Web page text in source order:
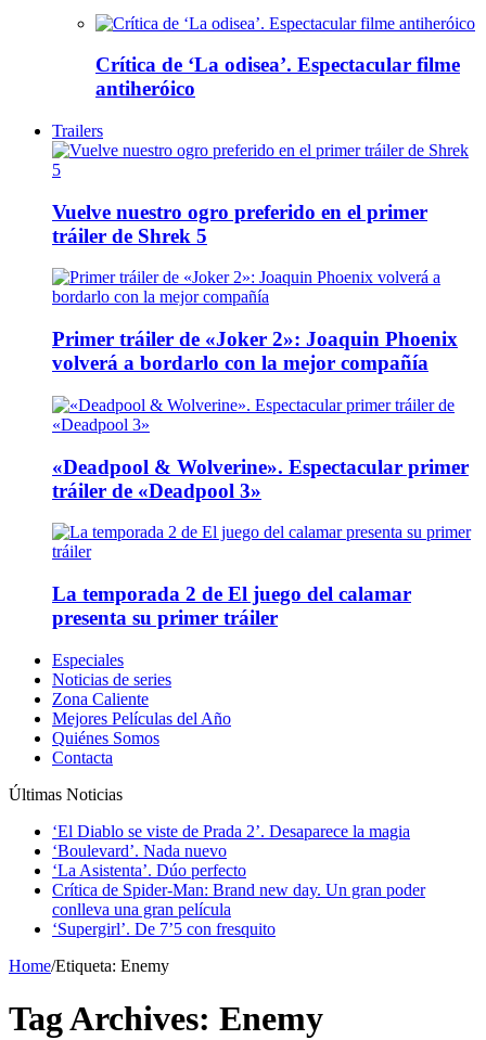
Crítica de ‘La odisea’. Espectacular filme
antiheróico
Trailers
Vuelve nuestro ogro preferido en el primer
tráiler de Shrek 5
Primer tráiler de «Joker 2»: Joaquin Phoenix
volverá a bordarlo con la mejor compañía
«Deadpool & Wolverine». Espectacular primer
tráiler de «Deadpool 3»
La temporada 2 de El juego del calamar
presenta su primer tráiler
Especiales
Noticias de series
Zona Caliente
Mejores Películas del Año
Quiénes Somos
Contacta
Últimas Noticias
‘El Diablo se viste de Prada 2’. Desaparece la magia
‘Boulevard’. Nada nuevo
‘La Asistenta’. Dúo perfecto
Crítica de Spider-Man: Brand new day. Un gran poder
conlleva una gran película
‘Supergirl’. De 7’5 con fresquito
Home/Etiqueta: Enemy
Tag Archives: Enemy